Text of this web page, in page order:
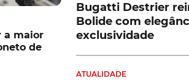
a maior
de
Bugatti Destrier
Bolide com
exclusividade
ATUALIDADE